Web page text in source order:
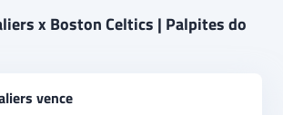
x Boston Celtics | Palpites do
vence